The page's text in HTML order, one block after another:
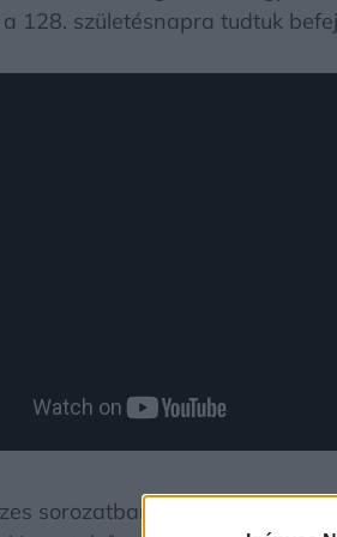
128. születésnapra tudtuk
sorozatban